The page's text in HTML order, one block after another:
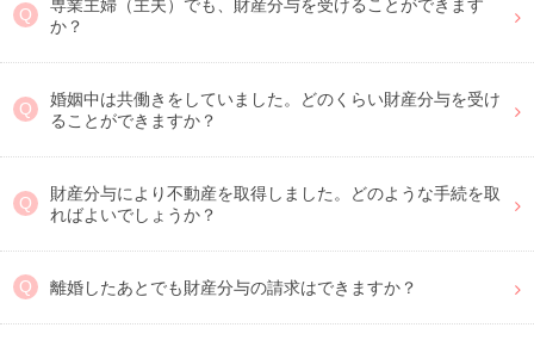
専業主婦（主夫）でも、財産分与を受けることができます
か？
婚姻中は共働きをしていました。どのくらい財産分与を受け
ることができますか？
財産分与により不動産を取得しました。どのような手続を取
ればよいでしょうか？
離婚したあとでも財産分与の請求はできますか？